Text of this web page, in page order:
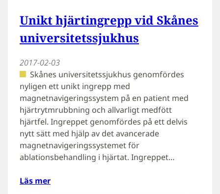
Unikt hjärtingrepp vid Skånes
universitetssjukhus
2017-02-03
Skånes universitetssjukhus genomfördes
nyligen ett unikt ingrepp med
magnetnavigeringssystem på en patient med
hjärtrytmrubbning och allvarligt medfött
hjärtfel. Ingreppet genomfördes på ett delvis
nytt sätt med hjälp av det avancerade
magnetnavigeringssystemet för
ablationsbehandling i hjärtat. Ingreppet…
Läs mer